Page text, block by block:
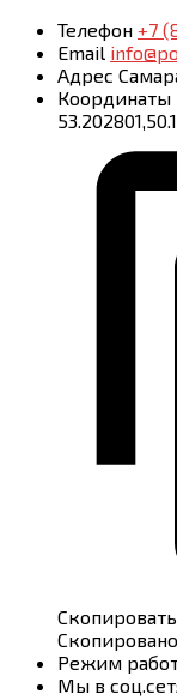
Телефон +7
Email
Адрес
Координаты
Скопировано
Режим
Мы в